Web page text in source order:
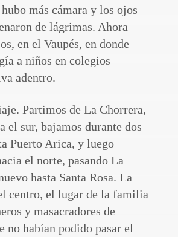
más cámara y los ojos
de lágrimas. Ahora
en el Vaupés, en donde
a niños en colegios
adentro.
Partimos de La Chorrera,
el sur, bajamos durante dos
Puerto Arica, y luego
el norte, pasando La
hasta Santa Rosa. La
centro, el lugar de la familia
y masacradores de
no habían podido pasar el